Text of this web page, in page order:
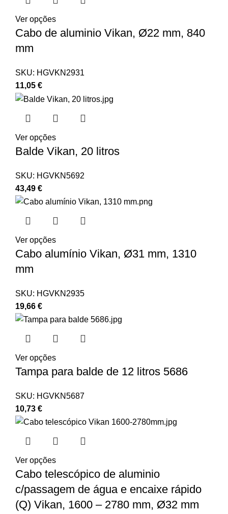
Ver opções
Cabo de aluminio Vikan, Ø22 mm, 840
mm
SKU: HGVKN2931
11,05 €
Ver opções
Balde Vikan, 20 litros
SKU: HGVKN5692
43,49 €
Ver opções
Cabo alumínio Vikan, Ø31 mm, 1310
mm
SKU: HGVKN2935
19,66 €
Ver opções
Tampa para balde de 12 litros 5686
SKU: HGVKN5687
10,73 €
Ver opções
Cabo telescópico de aluminio
c/passagem de água e encaixe rápido
(Q) Vikan, 1600 – 2780 mm, Ø32 mm